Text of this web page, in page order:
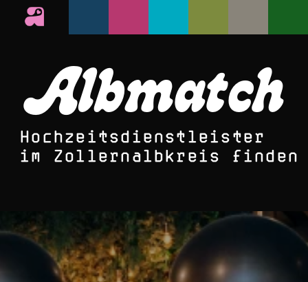
Albmatch
Hochzeitsdienstleister
im Zollernalbkreis finden